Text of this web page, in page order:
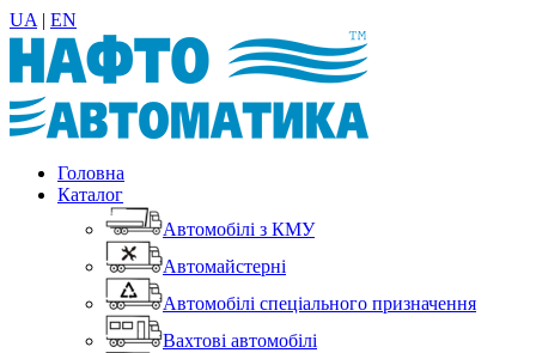
UA | EN
Головна
Каталог
Автомобілі з КМУ
Автомайстерні
Автомобілі спеціального призначення
Вахтові автомобілі